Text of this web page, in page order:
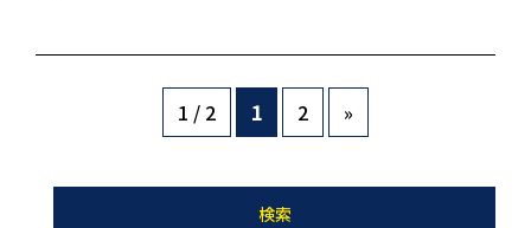
1 / 2 1 2 »
検索